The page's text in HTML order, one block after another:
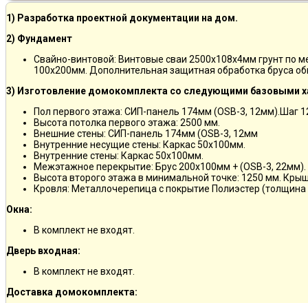
1) Разработка проектной документации на дом.
2) Фундамент
Свайно-винтовой: Винтовые сваи 2500х108х4мм грунт по
100х200мм. Дополнительная защитная обработка бруса
3) Изготовление домокомплекта со следующими базовыми
Пол первого этажа: СИП-панель 174мм (OSB-3, 12мм).Шаг
Высота потолка первого этажа: 2500 мм.
Внешние стены: СИП-панель 174мм (OSB-3, 12мм
Внутренние несущие стены: Каркас 50х100мм.
Внутренние стены: Каркас 50х100мм.
Межэтажное перекрытие: Брус 200х100мм + (OSB-3, 22мм).
Высота второго этажа в минимальной точке: 1250 мм.
Кровля: Металлочерепица с покрытие Полиэстер
Окна:
В комплект не входят.
Дверь входная:
В комплект не входят.
Доставка домокомплекта: